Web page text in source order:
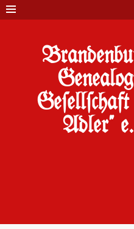
Adler"